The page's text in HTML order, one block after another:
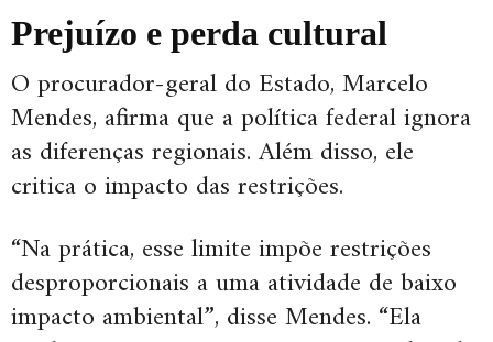
Prejuízo e perda cultural
O procurador-geral do Estado, Marcelo
Mendes, afirma que a política federal ignora
as diferenças regionais. Além disso, ele
critica o impacto das restrições.
“Na prática, esse limite impõe restrições
desproporcionais a uma atividade de baixo
impacto ambiental”, disse Mendes. “Ela